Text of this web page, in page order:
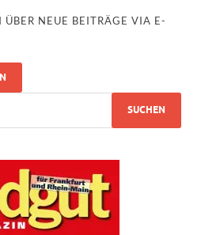
NEUE BEITRÄGE VIA E-